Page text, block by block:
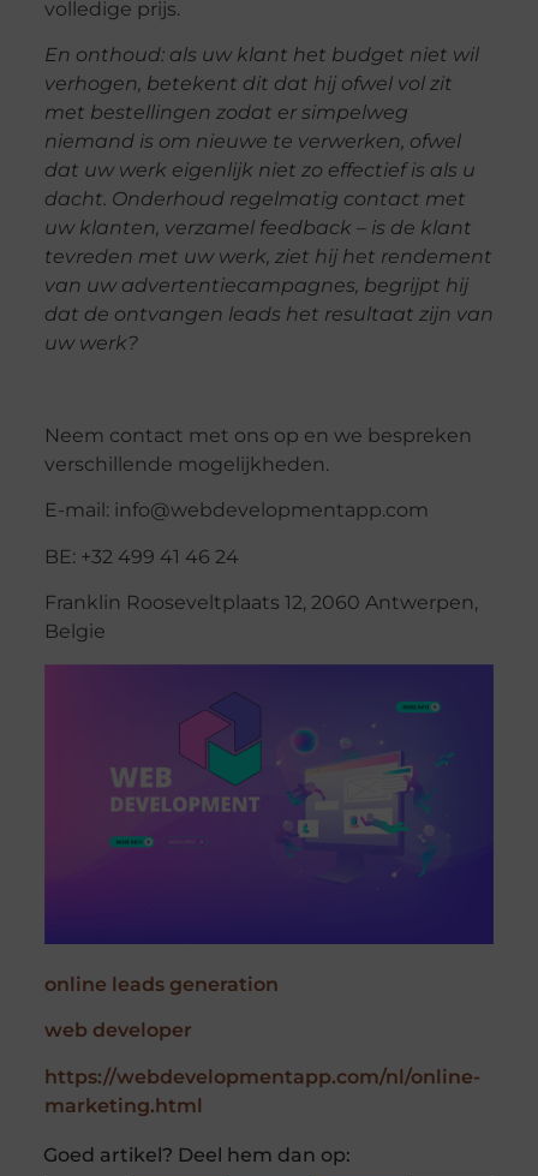
volledige prijs.
En onthoud: als uw klant het budget niet wil
verhogen, betekent dit dat hij ofwel vol zit
met bestellingen zodat er simpelweg
niemand is om nieuwe te verwerken, ofwel
dat uw werk eigenlijk niet zo effectief is als u
dacht. Onderhoud regelmatig contact met
uw klanten, verzamel feedback – is de klant
tevreden met uw werk, ziet hij het rendement
van uw advertentiecampagnes, begrijpt hij
dat de ontvangen leads het resultaat zijn van
uw werk?
Neem contact met ons op en we bespreken
verschillende mogelijkheden.
E-mail: info@webdevelopmentapp.com
BE: +32 499 41 46 24
Franklin Rooseveltplaats 12, 2060 Antwerpen,
Belgie
online leads generation
web developer
https://webdevelopmentapp.com/nl/online-
marketing.html
Goed artikel? Deel hem dan op: